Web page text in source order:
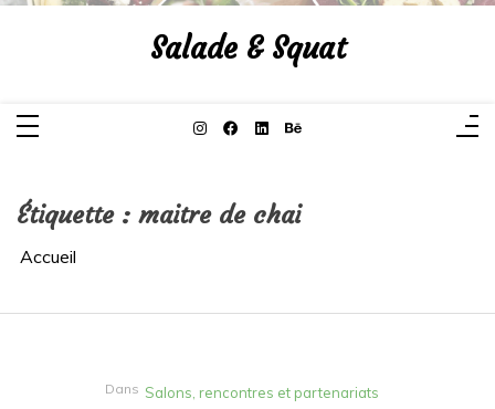
Aller
Salade & Squat
Étiquette : maitre de chai
Accueil
Dans Salons, rencontres et partenariats